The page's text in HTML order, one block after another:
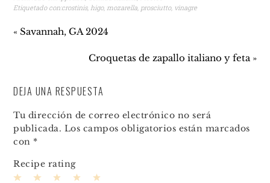
Etiquetado con:crostinis,higo,mozarella, prosciutto, vinagre
« Savannah, GA 2024
Croquetas de zapallo italiano y feta »
DEJA UNA RESPUESTA
Tu dirección de correo electrónico no será
publicada. Los campos obligatorios están marcados
con *
Recipe rating